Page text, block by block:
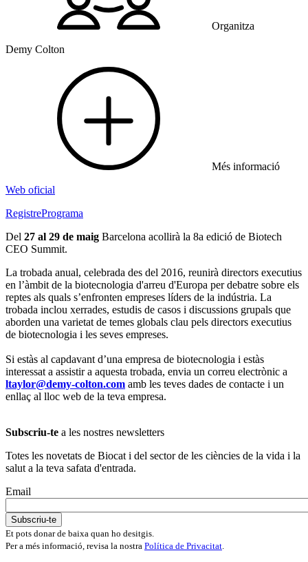
Organitza
Demy Colton
Més informació
Web oficial
RegistrePrograma
Del 27 al 29 de maig Barcelona acollirà la 8a edició de Biotech
CEO Summit.
La trobada anual, celebrada des del 2016, reunirà directors executius
en l’àmbit de la biotecnologia d'arreu d'Europa per debatre sobre els
reptes als quals s’enfronten empreses líders de la indústria. La
trobada inclou xerrades, estudis de casos i discussions grupals que
aborden una varietat de temes globals clau pels directors executius
de biotecnologia i les seves empreses.
Si estàs al capdavant d’una empresa de biotecnologia i estàs
interessat a assistir a aquesta trobada, envia un correu electrònic a
ltaylor@demy-colton.com amb les teves dades de contacte i un
enllaç al lloc web de la teva empresa.
Subscriu-te a les nostres newsletters
Totes les novetats de Biocat i del sector de les ciències de la vida i la
salut a la teva safata d'entrada.
Email
Et pots donar de baixa quan ho desitgis.
Per a més informació, revisa la nostra Política de Privacitat.